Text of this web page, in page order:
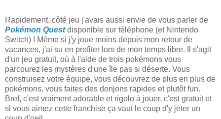
Rapidement, côté jeu j'avais aussi envie de vous parler de
Pokémon Questdisponible sur téléphone (et Nintendo
Switch) ! Même si j'y joue moins depuis mon retour de
vacances, j'ai su en profiter lors de mon temps libre. Il s'agit
d'un jeu gratuit, où à l'aide de trois pokémons vous
parcourez les mystères d'une île pas si déserte. Vous
construisez votre équipe, vous découvrez de plus en plus de
pokémons, vous faites des donjons rapides et plutôt fun.
Bref, c'est vraiment adorable et rigolo à jouer, c'est gratuit et
si vous aimez cette franchise ça vaut le coup d'y jeter un